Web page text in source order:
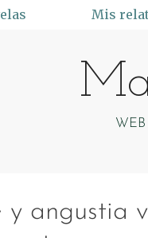
Mis
y angustia